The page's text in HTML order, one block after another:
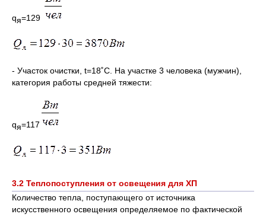
qя=129
- Участок очистки, t=18˚C. На участке 3 человека (мужчин),
категория работы средней тяжести:
qя=117
3.2 Теплопоступления от освещения для ХП
Количество тепла, поступающего от источника
искусственного освещения определяемое по фактической